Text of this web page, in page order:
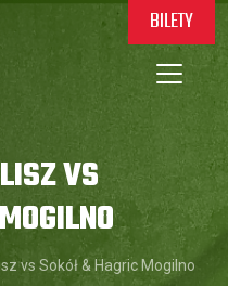
BILETY
VS
vs Sokół & Hagric Mogilno